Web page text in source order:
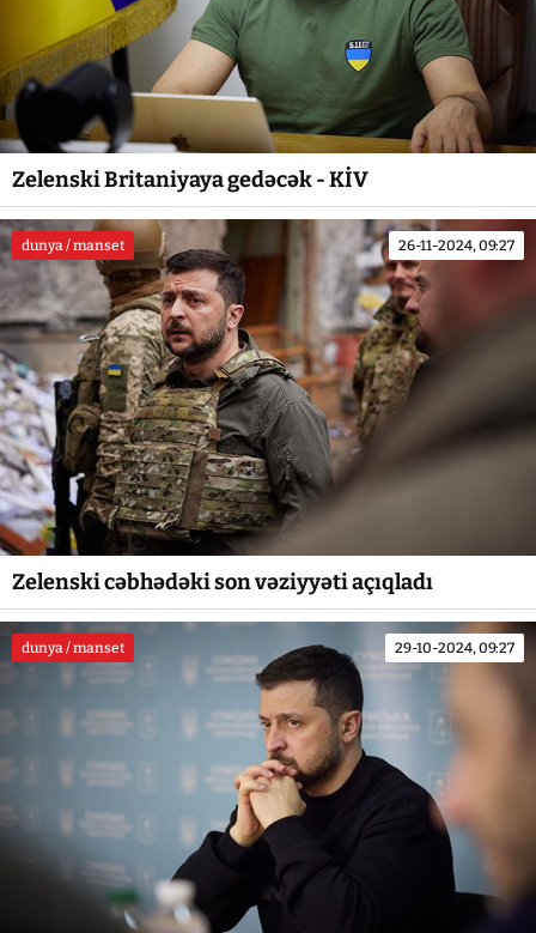
Zelenski Britaniyaya gedəcək - KİV
dunya / manset 26-11-2024, 09:27
Zelenski cəbhədəki son vəziyyəti açıqladı
dunya / manset 29-10-2024, 09:27